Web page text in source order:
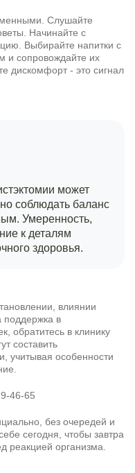
Слушайте
Начинайте с
Выбирайте напитки с
и сопровождайте их
дискомфорт - это сигнал
может
соблюдать баланс
Умеренность,
к деталям
здоровья.
влиянии
поддержка в
обратитесь в клинику
составить
учитывая особенности
46-65
без очередей и
сегодня, чтобы завтра
реакцией организма.